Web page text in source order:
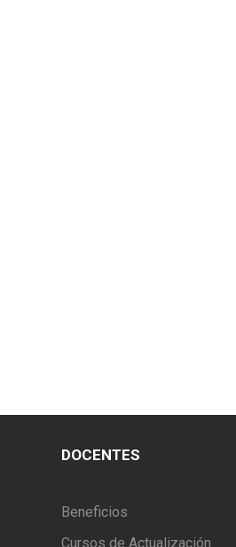
DOCENTES
Beneficios
Cursos de Actualización